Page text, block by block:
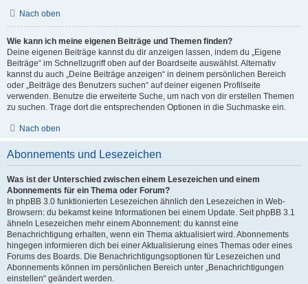
Nach oben
Wie kann ich meine eigenen Beiträge und Themen finden?
Deine eigenen Beiträge kannst du dir anzeigen lassen, indem du „Eigene
Beiträge“ im Schnellzugriff oben auf der Boardseite auswählst. Alternativ
kannst du auch „Deine Beiträge anzeigen“ in deinem persönlichen Bereich
oder „Beiträge des Benutzers suchen“ auf deiner eigenen Profilseite
verwenden. Benutze die erweiterte Suche, um nach von dir erstellen Themen
zu suchen. Trage dort die entsprechenden Optionen in die Suchmaske ein.
Nach oben
Abonnements und Lesezeichen
Was ist der Unterschied zwischen einem Lesezeichen und einem
Abonnements für ein Thema oder Forum?
In phpBB 3.0 funktionierten Lesezeichen ähnlich den Lesezeichen in Web-
Browsern: du bekamst keine Informationen bei einem Update. Seit phpBB 3.1
ähneln Lesezeichen mehr einem Abonnement: du kannst eine
Benachrichtigung erhalten, wenn ein Thema aktualisiert wird. Abonnements
hingegen informieren dich bei einer Aktualisierung eines Themas oder eines
Forums des Boards. Die Benachrichtigungsoptionen für Lesezeichen und
Abonnements können im persönlichen Bereich unter „Benachrichtigungen
einstellen“ geändert werden.